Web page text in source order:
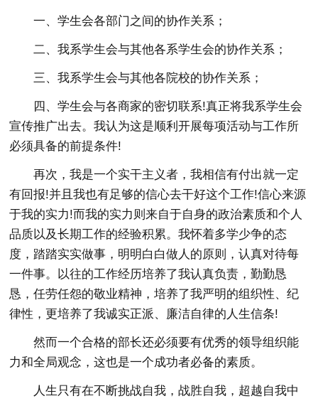
一、学生会各部门之间的协作关系；
二、我系学生会与其他各系学生会的协作关系；
三、我系学生会与其他各院校的协作关系；
四、学生会与各商家的密切联系!真正将我系学生会
宣传推广出去。我认为这是顺利开展每项活动与工作所
必须具备的前提条件!
再次，我是一个实干主义者，我相信有付出就一定
有回报!并且我也有足够的信心去干好这个工作!信心来源
于我的实力!而我的实力则来自于自身的政治素质和个人
品质以及长期工作的经验积累。我怀着多学少争的态
度，踏踏实实做事，明明白白做人的原则，认真对待每
一件事。以往的工作经历培养了我认真负责，勤勤恳
恳，任劳任怨的敬业精神，培养了我严明的组织性、纪
律性，更培养了我诚实正派、廉洁自律的人生信条!
然而一个合格的部长还必须要有优秀的领导组织能
力和全局观念，这也是一个成功者必备的素质。
人生只有在不断挑战自我，战胜自我，超越自我中